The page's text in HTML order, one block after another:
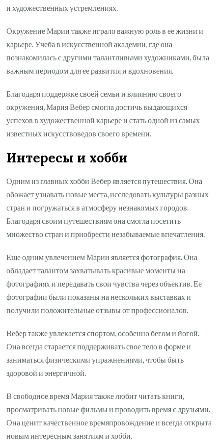
и художественных устремлениях.
Окружение Марии также играло важную роль в ее жизни и
карьере. Учеба в искусственной академии, где она
познакомилась с другими талантливыми художниками, была
важным периодом для ее развития и вдохновения.
Благодаря поддержке своей семьи и влиянию своего
окружения, Мария Вебер смогла достичь выдающихся
успехов в художественной карьере и стать одной из самых
известных искусствоведов своего времени.
Интересы и хобби
Одним из главных хобби Вебер является путешествия. Она
обожает узнавать новые места, исследовать культуры разных
стран и погружаться в атмосферу незнакомых городов.
Благодаря своим путешествиям она смогла посетить
множество стран и приобрести незабываемые впечатления.
Еще одним увлечением Марии является фотография. Она
обладает талантом захватывать красивые моменты на
фотографиях и передавать свои чувства через объектив. Ее
фотографии были показаны на нескольких выставках и
получили положительные отзывы от профессионалов.
Вебер также увлекается спортом, особенно бегом и йогой.
Она всегда старается поддерживать свое тело в форме и
заниматься физическими упражнениями, чтобы быть
здоровой и энергичной.
В свободное время Мария также любит читать книги,
просматривать новые фильмы и проводить время с друзьями.
Она ценит качественное времяпровождение и всегда открыта
новым интересным занятиям и хобби.